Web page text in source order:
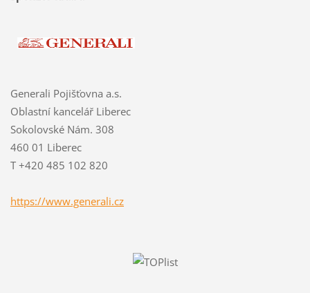
Generali Pojišťovna a.s.
Oblastní kancelář Liberec
Sokolovské Nám. 308
460 01 Liberec
T +420 485 102 820
https://www.generali.cz